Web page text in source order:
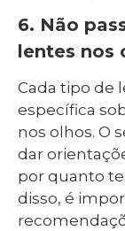
6. Não
lentes nos
Cada tipo de
específica
nos olhos. O
dar
por quanto
disso, é